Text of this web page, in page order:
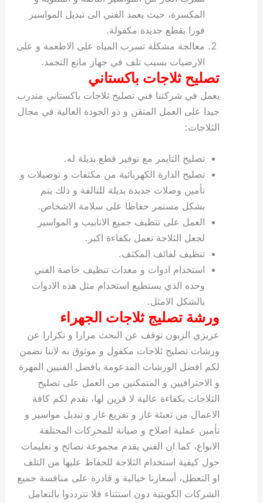
المكسرة، حيث يعمد الفني الى تبديل المواسير
فورا بقطع جديدة مكفولة.
معالجة مشكلة تسرب المياه على الاطعمة و على
الارضيات بسبب تلف في جهاز مانع التجمد.
تصليح ثلاجات باكستاني
يعمل في شركتنا فني تصليح ثلاجات باكستاني متدرب
جيدا على العمل المتقن و ذو الجودة العالية في مجال
الثلاجات:
تصليح التايمر مع توفير قطع بديلة له.
تصليح الدارة الكهربائية من مكثفات و توصيلات و
تأمين وصلات جديدة بديلة للتالفة و ذلك يتم
بشكل مستمر حفاظا على سلامة الاشخاص.
العمل على تنظيف جميع الانابيب و المواسير
لجعل الثلاجة تعمل بكفاءة اكبر.
تنظيف لفائف المكثف.
استخدام ادوات و معدات تنظيف خاصة الفني
وحده الذي يستطيع استخدام مثل هذه الادوات
بالشكل الامثل.
ورشة تصليج ثلاجات الجهراء
عزيزي الزبون توقف عن البحث مرارا و تكرارا عن
ورشات تصليح ثلاجات مكفول و موثوق به لاننا نضمن
لكم افضل الورشات المدعومة بافضل الفنيين المهرة
و الاحترافيين و المتمكنين من العمل على تصليح
الثلاجات بكفاءة عالية لا قرين لها، نقدم لكم كافة
الاعمال من تعبئة غاز و تفريغ غاز و تبديل مواسير و
تأمين عملية اصلاح و صيانة للمحركات المحتلفة
الانواع، كما ان الفني يقدم مجموعة نصائح و تعليمات
حول كيفية استخدام الثلاجة للحفاظ عليها من التلف
او التعطل، أسعارنا خيالية و قادرة على منافسة جميع
الشركات الكويتية دون استثناء فلا تترددوا بالتعامل